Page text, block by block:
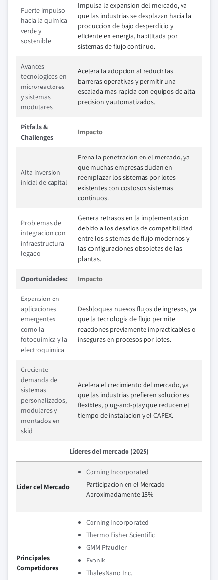
Fuerte impulso
hacia la quimica
verde y
sostenible
Impulsa la expansion del mercado, ya
que las industrias se desplazan hacia la
produccion de bajo desperdicio y
eficiente en energia, habilitada por
sistemas de flujo continuo.
Avances
tecnologicos en
microreactores
y sistemas
modulares
Acelera la adopcion al reducir las
barreras operativas y permitir una
escalada mas rapida con equipos de alta
precision y automatizados.
Pitfalls &
Challenges
Impacto
Alta inversion
inicial de capital
Frena la penetracion en el mercado, ya
que muchas empresas dudan en
reemplazar los sistemas por lotes
existentes con costosos sistemas
continuos.
Problemas de
integracion con
infraestructura
legado
Genera retrasos en la implementacion
debido a los desafios de compatibilidad
entre los sistemas de flujo modernos y
las configuraciones obsoletas de las
plantas.
Oportunidades: Impacto
Expansion en
aplicaciones
emergentes
como la
fotoquimica y la
electroquimica
Desbloquea nuevos flujos de ingresos, ya
que la tecnologia de flujo permite
reacciones previamente impracticables o
inseguras en procesos por lotes.
Creciente
demanda de
sistemas
personalizados,
modulares y
montados en
skid
Acelera el crecimiento del mercado, ya
que las industrias prefieren soluciones
flexibles, plug-and-play que reducen el
tiempo de instalacion y el CAPEX.
Líderes del mercado (2025)
Lider del Mercado
Corning Incorporated
Participacion en el Mercado
Aproximadamente 18%
Principales
Competidores
Corning Incorporated
Thermo Fisher Scientific
GMM Pfaudler
Evonik
ThalesNano Inc.